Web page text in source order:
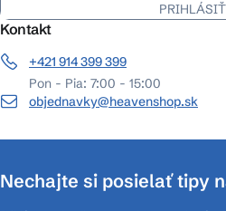
Kontakt
+421 914 399 399
Pon - Pia: 7:00 - 15:00
objednavky@heavenshop.sk
Nechajte si posielať tipy